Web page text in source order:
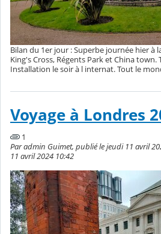
Bilan du 1er jour : Superbe journée hier à
King's Cross, Régents Park et China town.
Installation le soir à l internat. Tout le
Voyage à Londres
1
Par admin Guimet, publié le jeudi 11 avril
11 avril 2024 10:42